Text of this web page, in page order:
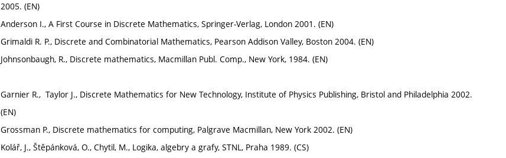
2005. (EN)
Anderson I., A First Course in Discrete Mathematics, Springer-Verlag, London 2001. (EN)
Grimaldi R. P., Discrete and Combinatorial Mathematics, Pearson Addison Valley, Boston 2004. (EN)
Johnsonbaugh, R., Discrete mathematics, Macmillan Publ. Comp., New York, 1984. (EN)
Garnier R., Taylor J., Discrete Mathematics for New Technology, Institute of Physics Publishing, Bristol and Philadelphia 2002.
(EN)
Grossman P., Discrete mathematics for computing, Palgrave Macmillan, New York 2002. (EN)
Kolář, J., Štěpánková, O., Chytil, M., Logika, algebry a grafy, STNL, Praha 1989. (CS)